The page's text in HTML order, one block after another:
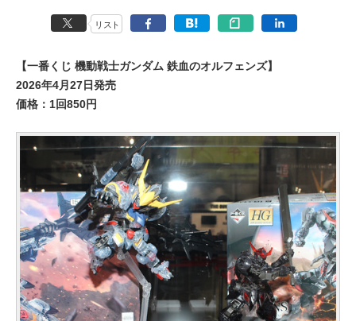
リスト
【一番くじ 機動戦士ガンダム 鉄血のオルフェンズ】
2026年4月27日発売
価格：1回850円